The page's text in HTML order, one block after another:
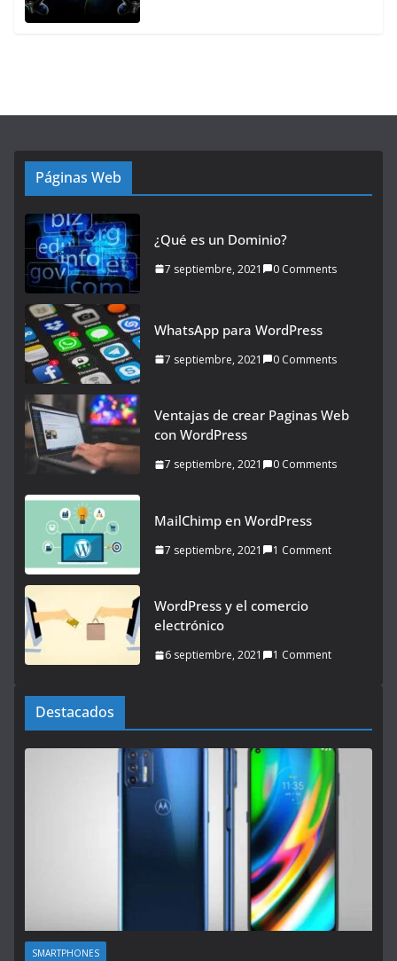
Páginas Web
¿Qué es un Dominio?
7 septiembre, 2021 0 Comments
WhatsApp para WordPress
7 septiembre, 2021 0 Comments
Ventajas de crear Paginas Web
con WordPress
7 septiembre, 2021 0 Comments
MailChimp en WordPress
7 septiembre, 2021 1 Comment
WordPress y el comercio
electrónico
6 septiembre, 2021 1 Comment
Destacados
SMARTPHONES